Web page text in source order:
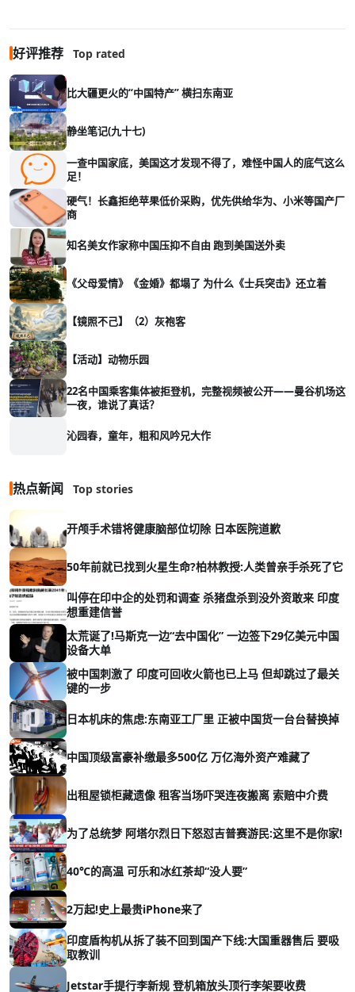
好评推荐 Top rated
比大疆更火的“中国特产” 横扫东南亚
静坐笔记(九十七)
一查中国家底，美国这才发现不得了，难怪中国人的底气这么
足！
硬气！长鑫拒绝苹果低价采购，优先供给华为、小米等国产厂
商
知名美女作家称中国压抑不自由 跑到美国送外卖
《父母爱情》《金婚》都塌了 为什么《士兵突击》还立着
【镜照不己】（2）灰袍客
【活动】动物乐园
22名中国乘客集体被拒登机，完整视频被公开——曼谷机场这
一夜，谁说了真话？
沁园春，童年，粗和风吟兄大作
热点新闻 Top stories
开颅手术错将健康脑部位切除 日本医院道歉
50年前就已找到火星生命?柏林教授:人类曾亲手杀死了它
叫停在印中企的处罚和调查 杀猪盘杀到没外资敢来 印度
想重建信誉
太荒诞了!马斯克一边“去中国化” 一边签下29亿美元中国
设备大单
被中国刺激了 印度可回收火箭也已上马 但却跳过了最关
键的一步
日本机床的焦虑:东南亚工厂里 正被中国货一台台替换掉
中国顶级富豪补缴最多500亿 万亿海外资产难藏了
出租屋锁柜藏遗像 租客当场吓哭连夜搬离 索赔中介费
为了总统梦 阿塔尔烈日下怒怼吉普赛游民:这里不是你家!
40℃的高温 可乐和冰红茶却“没人要”
2万起!史上最贵iPhone来了
印度盾构机从拆了装不回到国产下线:大国重器售后 要吸
取教训
Jetstar手提行李新规 登机箱放头顶行李架要收费